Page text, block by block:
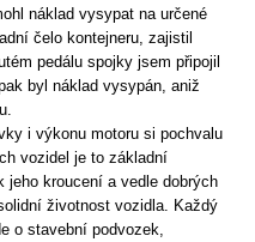
náklad vysypat na určené
čelo kontejneru, zajistil
pedálu spojky jsem připojil
byl náklad vysypán, aniž
i výkonu motoru si pochvalu
vozidel je to základní
jeho kroucení a vedle dobrých
životnost vozidla. Každý
o stavební podvozek,